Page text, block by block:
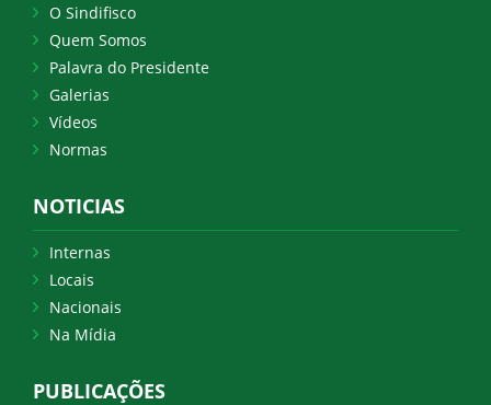
O Sindifisco
Quem Somos
Palavra do Presidente
Galerias
Vídeos
Normas
NOTICIAS
Internas
Locais
Nacionais
Na Mídia
PUBLICAÇÕES